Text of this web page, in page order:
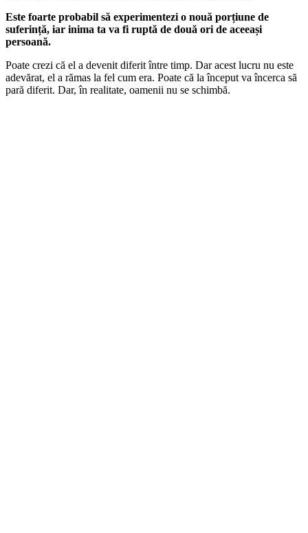
Este foarte probabil să experimentezi o nouă porțiune de
suferință, iar inima ta va fi ruptă de două ori de aceeași
persoană.
Poate crezi că el a devenit diferit între timp. Dar acest lucru nu este
adevărat, el a rămas la fel cum era. Poate că la început va încerca să
pară diferit. Dar, în realitate, oamenii nu se schimbă.